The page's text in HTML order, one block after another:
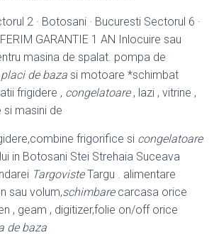
2 · Botosani · Bucuresti Sectorul 6 ·
GARANTIE 1 AN Inlocuire sau
masina de spalat. pompa de
placi de baza si motoare *schimbat
frigidere , congelatoare, lazi , vitrine ,
masini de
frigorifice si congelatoare
in Botosani Stei Strehaia Suceava
TargovisteTargu . alimentare
sau volum,schimbarecarcasa orice
, geam , digitizer,folie on/off orice
de baza